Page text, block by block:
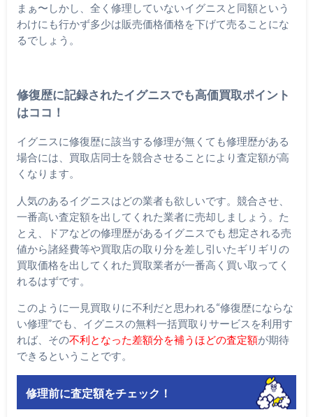
まぁ〜しかし、全く修理していないイグニスと同額という
わけにも行かず多少は販売価格価格を下げて売ることにな
るでしょう。
修復歴に記録されたイグニスでも高価買取ポイント
はココ！
イグニスに修復歴に該当する修理が無くても修理歴がある
場合には、買取店同士を競合させることにより査定額が高
くなります。
人気のあるイグニスはどの業者も欲しいです。競合させ、
一番高い査定額を出してくれた業者に売却しましょう。た
とえ、ドアなどの修理歴があるイグニスでも 想定される売
値から諸経費等や買取店の取り分を差し引いたギリギリの
買取価格を出してくれた買取業者が一番高く買い取ってく
れるはずです。
このように一見買取りに不利だと思われる“修復歴にならな
い修理”でも、イグニスの無料一括買取りサービスを利用す
れば、その不利となった差額分を補うほどの査定額が期待
できるということです。
修理前に査定額をチェック！